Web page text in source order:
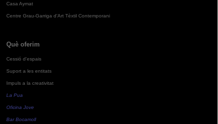
Casa Aymat
Centre Grau-Garriga d'Art Tèxtil Contemporani
Què oferim
Cessió d'espais
Suport a les entitats
Impuls a la creativitat
La Pua
Oficina Jove
Bar Bocamoll